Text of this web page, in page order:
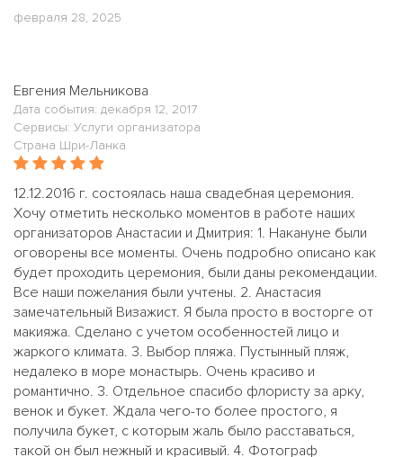
февраля 28, 2025
Евгения Мельникова
Дата события: декабря 12, 2017
Сервисы: Услуги организатора
Страна Шри-Ланка
12.12.2016 г. состоялась наша свадебная церемония.
Хочу отметить несколько моментов в работе наших
организаторов Анастасии и Дмитрия: 1. Накануне были
оговорены все моменты. Очень подробно описано как
будет проходить церемония, были даны рекомендации.
Все наши пожелания были учтены. 2. Анастасия
замечательный Визажист. Я была просто в восторге от
макияжа. Сделано с учетом особенностей лицо и
жаркого климата. 3. Выбор пляжа. Пустынный пляж,
недалеко в море монастырь. Очень красиво и
романтично. 3. Отдельное спасибо флористу за арку,
венок и букет. Ждала чего-то более простого, я
получила букет, с которым жаль было расставаться,
такой он был нежный и красивый. 4. Фотограф